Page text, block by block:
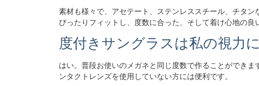
素材も様々で、アセテート、ステンレススチール、チタ
ぴったりフィットし、度数に合った、そして着け心地の良
度付きサングラスは私の視力
はい。普段お使いのメガネと同じ度数で作ることができ
ンタクトレンズを使用していない方には便利です。